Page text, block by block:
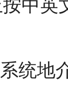
中英
统地